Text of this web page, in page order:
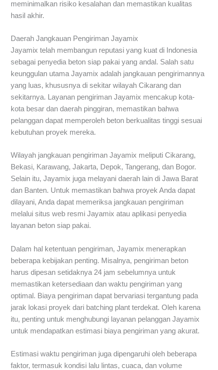
meminimalkan risiko kesalahan dan memastikan kualitas
hasil akhir.
Daerah Jangkauan Pengiriman Jayamix
Jayamix telah membangun reputasi yang kuat di Indonesia
sebagai penyedia beton siap pakai yang andal. Salah satu
keunggulan utama Jayamix adalah jangkauan pengirimannya
yang luas, khususnya di sekitar wilayah Cikarang dan
sekitarnya. Layanan pengiriman Jayamix mencakup kota-
kota besar dan daerah pinggiran, memastikan bahwa
pelanggan dapat memperoleh beton berkualitas tinggi sesuai
kebutuhan proyek mereka.
Wilayah jangkauan pengiriman Jayamix meliputi Cikarang,
Bekasi, Karawang, Jakarta, Depok, Tangerang, dan Bogor.
Selain itu, Jayamix juga melayani daerah lain di Jawa Barat
dan Banten. Untuk memastikan bahwa proyek Anda dapat
dilayani, Anda dapat memeriksa jangkauan pengiriman
melalui situs web resmi Jayamix atau aplikasi penyedia
layanan beton siap pakai.
Dalam hal ketentuan pengiriman, Jayamix menerapkan
beberapa kebijakan penting. Misalnya, pengiriman beton
harus dipesan setidaknya 24 jam sebelumnya untuk
memastikan ketersediaan dan waktu pengiriman yang
optimal. Biaya pengiriman dapat bervariasi tergantung pada
jarak lokasi proyek dari batching plant terdekat. Oleh karena
itu, penting untuk menghubungi layanan pelanggan Jayamix
untuk mendapatkan estimasi biaya pengiriman yang akurat.
Estimasi waktu pengiriman juga dipengaruhi oleh beberapa
faktor, termasuk kondisi lalu lintas, cuaca, dan volume